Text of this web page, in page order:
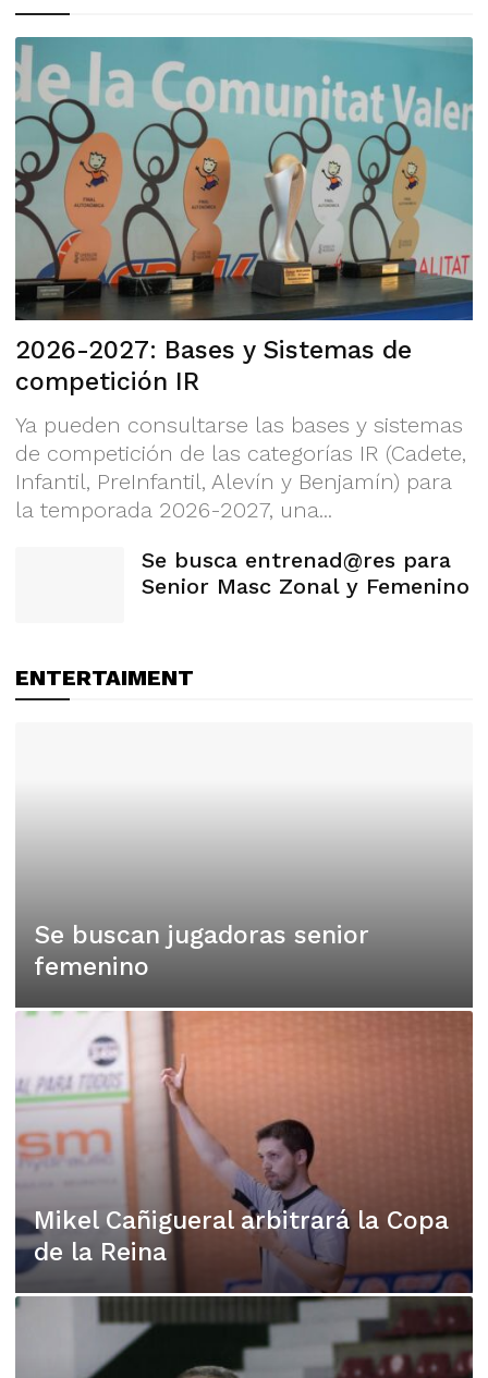
2026-2027: Bases y Sistemas de
competición IR
Ya pueden consultarse las bases y sistemas
de competición de las categorías IR (Cadete,
Infantil, PreInfantil, Alevín y Benjamín) para
la temporada 2026-2027, una...
Se busca entrenad@res para
Senior Masc Zonal y Femenino
ENTERTAIMENT
Se buscan jugadoras senior
femenino
Mikel Cañigueral arbitrará la Copa
de la Reina